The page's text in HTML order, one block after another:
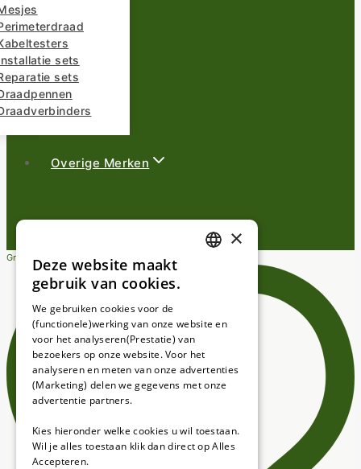
sets
sets
Overige Merken
Gratis verzending vanaf €25,-
GERMAN
×
Deze website maakt
gebruik van cookies.
We gebruiken cookies voor de
(functionele)werking van onze website en
voor het analyseren(Prestatie) van
bezoekers op onze website. Voor het
analyseren en meten van onze advertenties
(Marketing) delen we gegevens met onze
advertentie partners.
Kies hieronder welke cookies u wil toestaan.
Wil je alles toestaan klik dan direct op Alles
Accepteren.